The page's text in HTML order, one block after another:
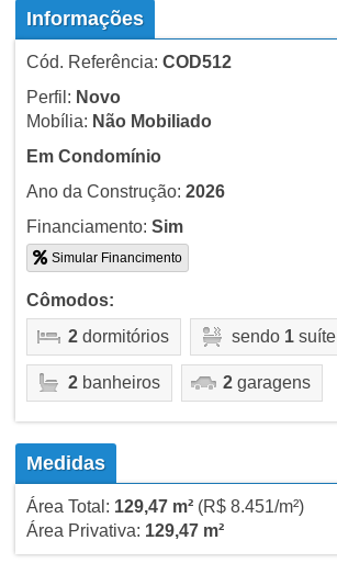
Informações
Cód. Referência: COD512
Perfil: Novo
Mobília: Não Mobiliado
Em Condomínio
Ano da Construção: 2026
Financiamento: Sim
Simular Financimento
Cômodos:
2dormitórios sendo 1suíte
2banheiros 2garagens
Medidas
Área Total: 129,47 m²(R$ 8.451/m²)
Área Privativa: 129,47 m²